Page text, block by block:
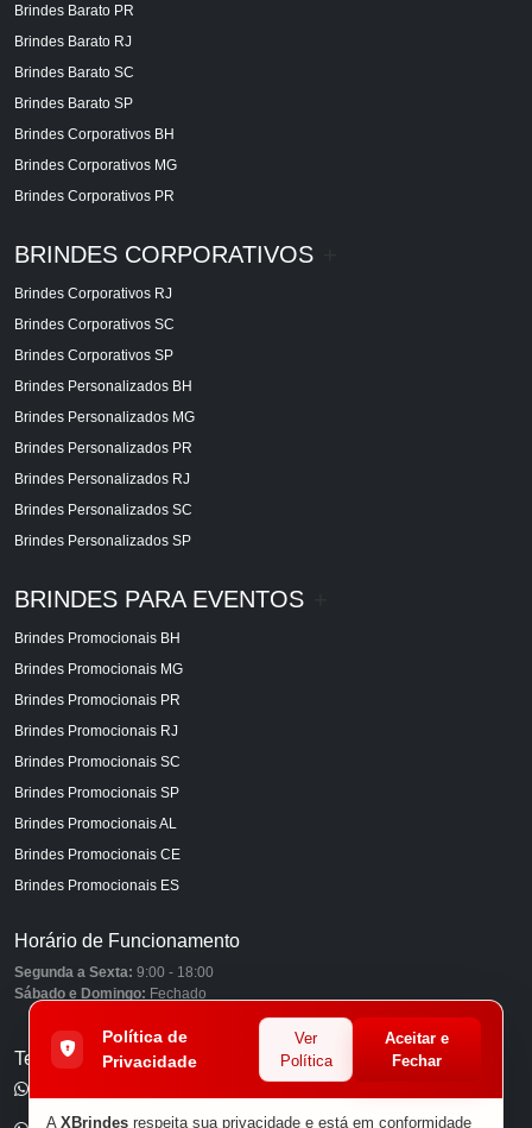
Brindes Barato PR
Brindes Barato RJ
Brindes Barato SC
Brindes Barato SP
Brindes Corporativos BH
Brindes Corporativos MG
Brindes Corporativos PR
BRINDES CORPORATIVOS
Brindes Corporativos RJ
Brindes Corporativos SC
Brindes Corporativos SP
Brindes Personalizados BH
Brindes Personalizados MG
Brindes Personalizados PR
Brindes Personalizados RJ
Brindes Personalizados SC
Brindes Personalizados SP
BRINDES PARA EVENTOS
Brindes Promocionais BH
Brindes Promocionais MG
Brindes Promocionais PR
Brindes Promocionais RJ
Brindes Promocionais SC
Brindes Promocionais SP
Brindes Promocionais AL
Brindes Promocionais CE
Brindes Promocionais ES
Horário de Funcionamento
Segunda a Sexta: 9:00 - 18:00
Sábado e Domingo: Fechado
Telefones
Política de
Privacidade
Ver
Política
Aceitar e
Fechar
A XBrindes respeita sua privacidade e está em conformidade